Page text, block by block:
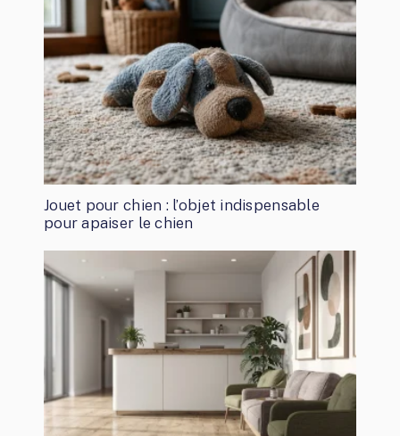
Jouet pour chien : l’objet indispensable
pour apaiser le chien